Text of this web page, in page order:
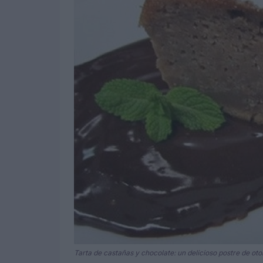
Tarta de castañas y chocolate: un delicioso postre de